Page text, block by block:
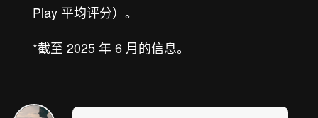
Play 平均评分）。
*截至 2025 年 6 月的信息。